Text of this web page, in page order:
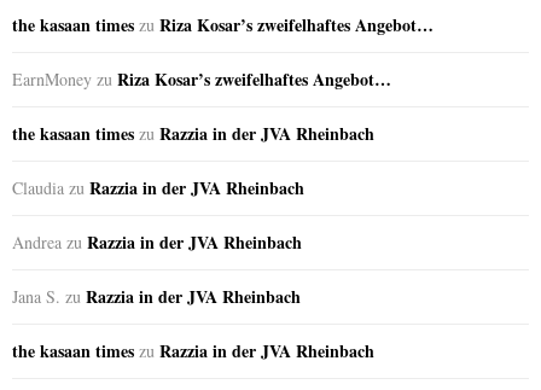
the kasaan times zu Riza Kosar’s zweifelhaftes Angebot…
EarnMoney zu Riza Kosar’s zweifelhaftes Angebot…
the kasaan times zu Razzia in der JVA Rheinbach
Claudia zu Razzia in der JVA Rheinbach
Andrea zu Razzia in der JVA Rheinbach
Jana S. zu Razzia in der JVA Rheinbach
the kasaan times zu Razzia in der JVA Rheinbach